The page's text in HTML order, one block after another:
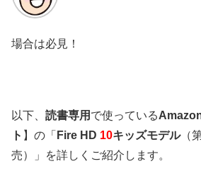
場合は必見！
以下、 読書専用 で使っている
ト 】の「 Fire HD 10キッズモデル（
売）」を詳しくご紹介します。